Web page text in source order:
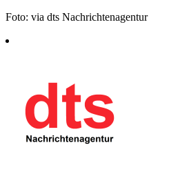
Foto: via dts Nachrichtenagentur